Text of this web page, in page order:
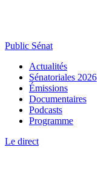
Public Sénat
Actualités
Sénatoriales 2026
Émissions
Documentaires
Podcasts
Programme
Le direct